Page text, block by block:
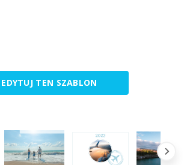
EDYTUJ TEN SZABLON